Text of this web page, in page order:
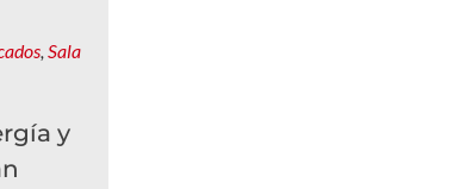
, Sala
y